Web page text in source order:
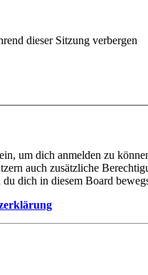
dieser Sitzung verbergen
um dich anmelden zu
auch zusätzliche
dich in diesem Board